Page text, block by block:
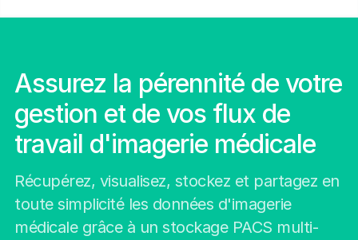
Assurez la pérennité de votre
gestion et de vos flux de
travail d'imagerie médicale
Récupérez, visualisez, stockez et partagez en
toute simplicité les données d'imagerie
médicale grâce à un stockage PACS multi-